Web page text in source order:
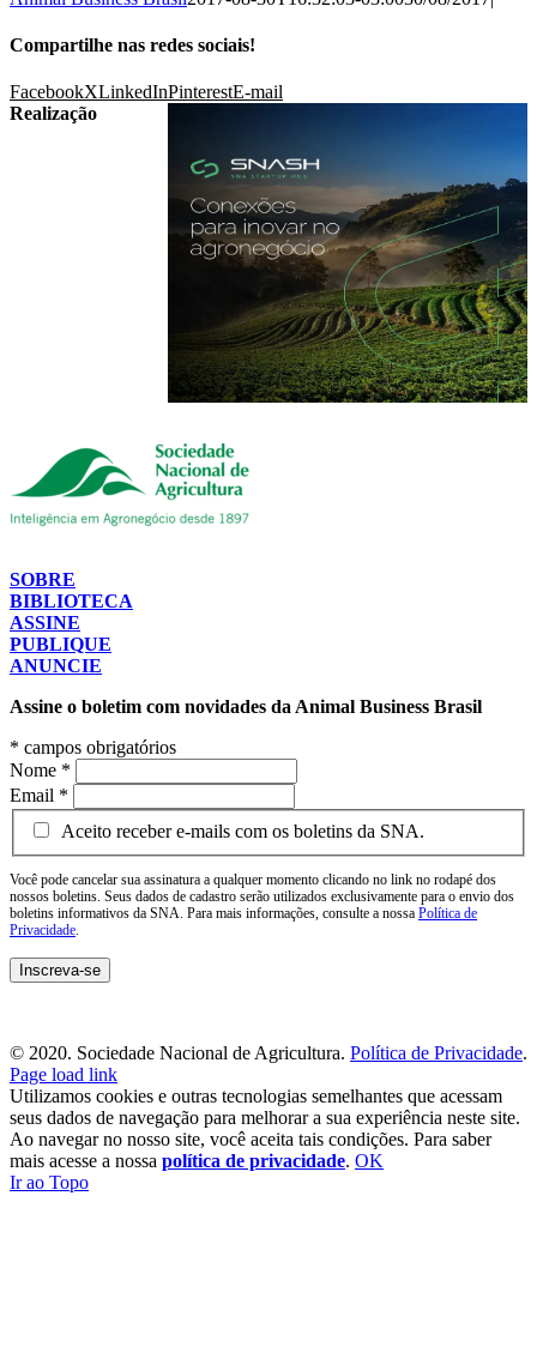
Compartilhe nas redes sociais!
FacebookXLinkedInPinterestE-mail
Realização
SOBRE
BIBLIOTECA
ASSINE
PUBLIQUE
ANUNCIE
Assine o boletim com novidades da Animal Business Brasil
* campos obrigatórios
Nome *
Email *
Aceito receber e-mails com os boletins da SNA.
Você pode cancelar sua assinatura a qualquer momento clicando no link no rodapé dos
nossos boletins. Seus dados de cadastro serão utilizados exclusivamente para o envio dos
boletins informativos da SNA. Para mais informações, consulte a nossa Política de
Privacidade.
© 2020. Sociedade Nacional de Agricultura. Política de Privacidade.
Page load link
Utilizamos cookies e outras tecnologias semelhantes que acessam
seus dados de navegação para melhorar a sua experiência neste site.
Ao navegar no nosso site, você aceita tais condições. Para saber
mais acesse a nossa política de privacidade. OK
Ir ao Topo